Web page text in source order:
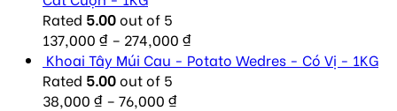
Rated 5.00out of 5
137,000 ₫ – 274,000 ₫
Khoai Tây Múi Cau - Potato Wedres - Có Vị - 1KG
Rated 5.00out of 5
38,000 ₫ – 76,000 ₫